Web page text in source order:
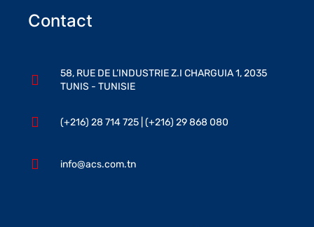
Contact
58, RUE DE L’INDUSTRIE Z.I CHARGUIA 1, 2035
TUNIS - TUNISIE
(+216) 28 714 725 | (+216) 29 868 080
info@acs.com.tn